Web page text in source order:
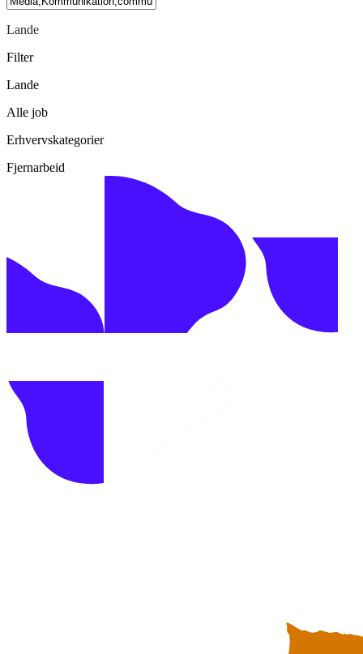
Lande
Filter
Lande
Alle job
Erhvervskategorier
Fjernarbeid